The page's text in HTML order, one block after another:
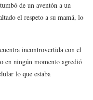
de un aventón a un
el respeto a su mamá, lo
incontrovertida con el
en ningún momento agredió
lo que estaba